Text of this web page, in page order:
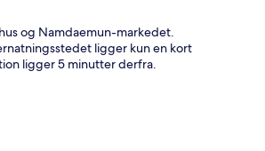
og Namdaemun-markedet.
ligger kun en kort
ligger 5 minutter derfra.